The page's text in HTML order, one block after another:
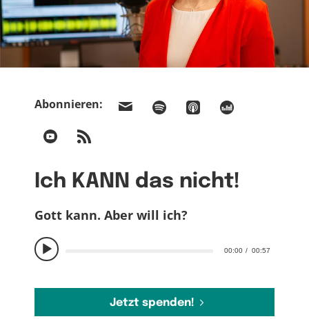
Abonnieren:
Ich KANN das nicht!
00:00 00:57
Gott kann. Aber will ich?
Jetzt spenden!